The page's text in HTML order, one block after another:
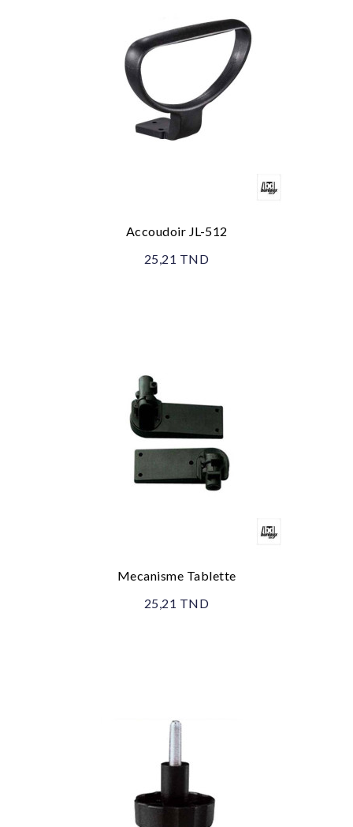
Accoudoir JL-512
25,21 TND
Mecanisme Tablette
25,21 TND